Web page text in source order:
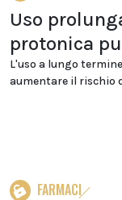
Uso
protonica
L'uso a lungo
aumentare il rischio
FARMACI